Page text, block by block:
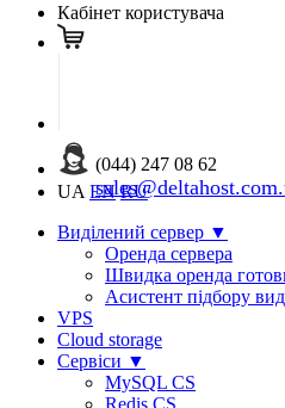
Кабінет користувача
(044) 247 08 62
UA EN RU
Виділений сервер ▼
Оренда сервера
Швидка оренда
Асистент підбору
VPS
Cloud storage
Сервіси ▼
MySQL CS
Redis CS